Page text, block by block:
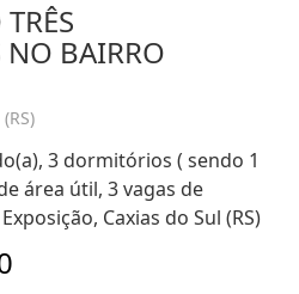
BAIRRO
3 dormitórios ( sendo 1
área útil, 3 vagas de
Caxias do Sul (RS)